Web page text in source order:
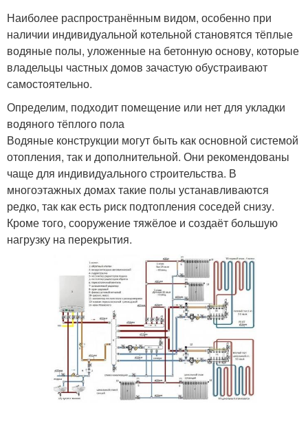
Наиболее распространённым видом, особенно при
наличии индивидуальной котельной становятся тёплые
водяные полы, уложенные на бетонную основу, которые
владельцы частных домов зачастую обустраивают
самостоятельно.
Определим, подходит помещение или нет для укладки
водяного тёплого пола
Водяные конструкции могут быть как основной системой
отопления, так и дополнительной. Они рекомендованы
чаще для индивидуального строительства. В
многоэтажных домах такие полы устанавливаются
редко, так как есть риск подтопления соседей снизу.
Кроме того, сооружение тяжёлое и создаёт большую
нагрузку на перекрытия.